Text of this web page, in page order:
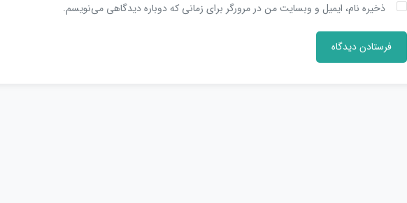
ذخیره نام، ایمیل و وبسایت من در مرورگر برای زمانی که دوباره دیدگاهی می‌نویسم.